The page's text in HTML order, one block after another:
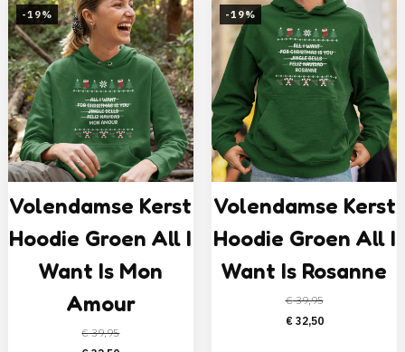
was:
€ 39,95.
is:
€ 32,50.
-19%
Volendamse Kerst
Hoodie Groen All I
Want Is Mon
Amour
€39,95
-19%
Volendamse Kerst
Hoodie Groen All I
Want Is Rosanne
€39,95
Oorspronkelijke
€32,50Huidige